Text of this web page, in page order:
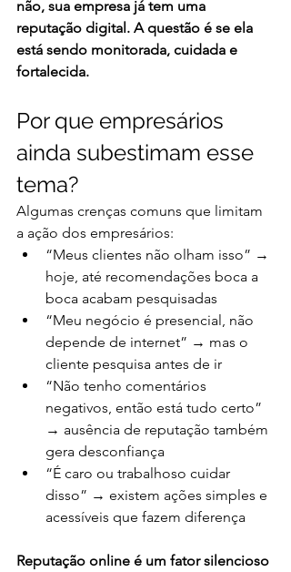
não, sua empresa já tem uma
reputação digital. A questão é se ela
está sendo monitorada, cuidada e
fortalecida.
Por que empresários
ainda subestimam esse
tema?
Algumas crenças comuns que limitam
a ação dos empresários:
“Meus clientes não olham isso” →
hoje, até recomendações boca a
boca acabam pesquisadas
“Meu negócio é presencial, não
depende de internet” → mas o
cliente pesquisa antes de ir
“Não tenho comentários
negativos, então está tudo certo”
→ ausência de reputação também
gera desconfiança
“É caro ou trabalhoso cuidar
disso” → existem ações simples e
acessíveis que fazem diferença
Reputação online é um fator silencioso